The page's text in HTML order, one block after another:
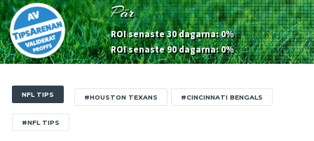
Pär
ROI senaste 30 dagarna: 0%
ROI senaste 90 dagarna: 0%
NFL TIPS #HOUSTON TEXANS #CINCINNATI BENGALS
#NFL TIPS